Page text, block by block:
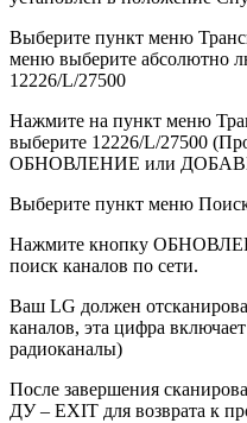
Выберите пункт меню
меню выберите абсолютно
12226/L/27500
Нажмите на пункт меню
выберите 12226/L/27500
ОБНОВЛЕНИЕ или
Выберите пункт меню
Нажмите кнопку
поиск каналов по сети.
Ваш LG должен
каналов, эта цифра
радиоканалы)
После завершения
ДУ – EXIT для возврата к